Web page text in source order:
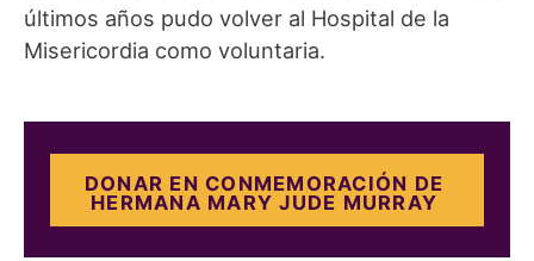
últimos años pudo volver al Hospital de la
Misericordia como voluntaria.
DONAR EN CONMEMORACIÓN DE
HERMANA MARY JUDE MURRAY